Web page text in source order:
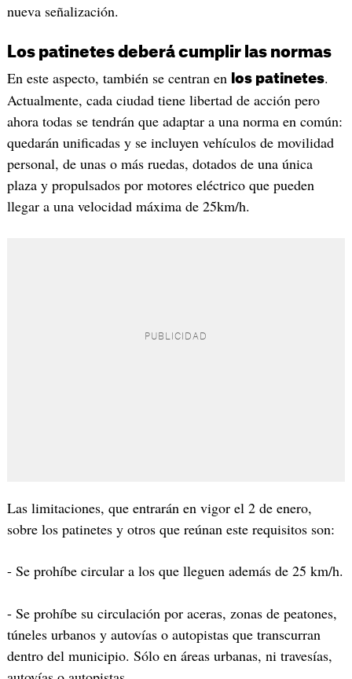
nueva señalización.
Los patinetes deberá cumplir las normas
En este aspecto, también se centran en los patinetes.
Actualmente, cada ciudad tiene libertad de acción pero
ahora todas se tendrán que adaptar a una norma en común:
quedarán unificadas y se incluyen vehículos de movilidad
personal, de unas o más ruedas, dotados de una única
plaza y propulsados por motores eléctrico que pueden
llegar a una velocidad máxima de 25km/h.
Las limitaciones, que entrarán en vigor el 2 de enero,
sobre los patinetes y otros que reúnan este requisitos son:
- Se prohíbe circular a los que lleguen además de 25 km/h.
- Se prohíbe su circulación por aceras, zonas de peatones,
túneles urbanos y autovías o autopistas que transcurran
dentro del municipio. Sólo en áreas urbanas, ni travesías,